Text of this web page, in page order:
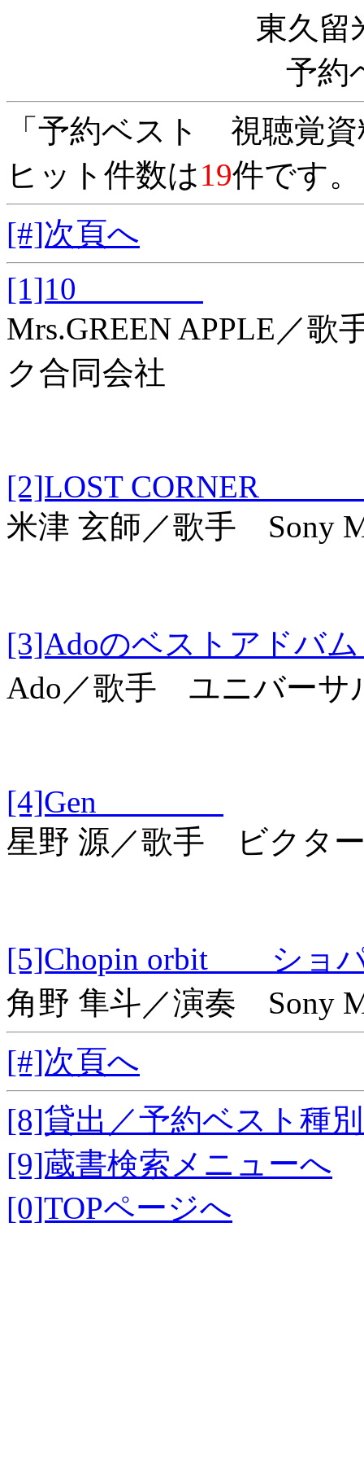
東久留
予約
「予約ベスト 視聴覚
ヒット件数は19件です
[#]次頁へ
[1]10
Mrs.GREEN APPLE／
ク合同会社
[2]LOST
米津 玄師／歌手 Sony
[3]Adoのベスト
Ado／歌手 ユニバーサ
[4]Gen
星野 源／歌手 ビクタ
[5]Chopin orbit ショ
角野 隼斗／演奏 Sony
[#]次頁へ
[8]貸出／予約ベスト種
[9]蔵書検索メニューへ
[0]TOPページへ